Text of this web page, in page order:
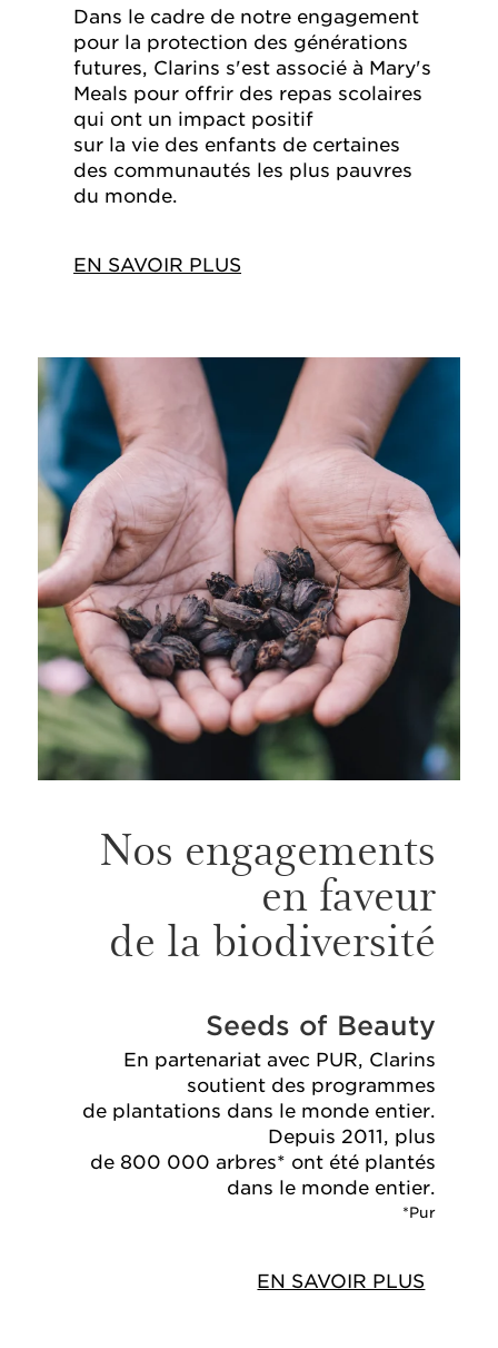
Dans le cadre de notre engagement
pour la protection des générations
futures, Clarins s'est associé à Mary's
Meals pour offrir des repas scolaires
qui ont un impact positif
sur la vie des enfants de certaines
des communautés les plus pauvres
du monde.
EN SAVOIR PLUS
Nos engagements
en faveur
de la biodiversité
Seeds of Beauty
En partenariat avec PUR, Clarins
soutient des programmes
de plantations dans le monde entier.
Depuis 2011, plus
de 800 000 arbres* ont été plantés
dans le monde entier.
*Pur
EN SAVOIR PLUS